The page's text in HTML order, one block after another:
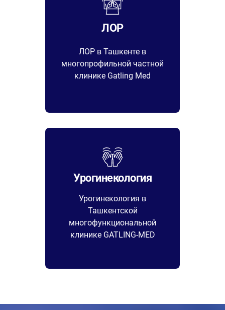
ЛОР
ЛОР в Ташкенте в
многопрофильной частной
клинике Gatling Med
Урогинекология
Урогинекология в
Ташкентской
многофункциональной
клинике GATLING-MED